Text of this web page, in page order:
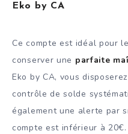
Eko by CA
Ce compte est idéal pour
conserver une parfaite
Eko by CA, vous
contrôle de solde
également une alerte par
compte est inférieur à